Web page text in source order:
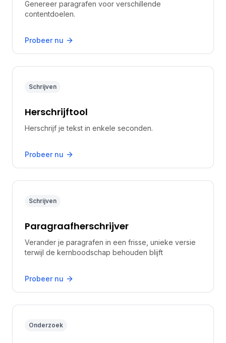
Genereer paragrafen voor verschillende
contentdoelen.
Probeer nu
Schrijven
Herschrijftool
Herschrijf je tekst in enkele seconden.
Probeer nu
Schrijven
Paragraafherschrijver
Verander je paragrafen in een frisse, unieke versie
terwijl de kernboodschap behouden blijft
Probeer nu
Onderzoek